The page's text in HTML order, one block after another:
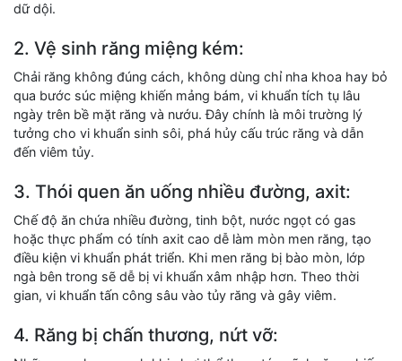
dữ dội.
2. Vệ sinh răng miệng kém:
Chải răng không đúng cách, không dùng chỉ nha khoa hay bỏ
qua bước súc miệng khiến mảng bám, vi khuẩn tích tụ lâu
ngày trên bề mặt răng và nướu. Đây chính là môi trường lý
tưởng cho vi khuẩn sinh sôi, phá hủy cấu trúc răng và dẫn
đến viêm tủy.
3. Thói quen ăn uống nhiều đường, axit:
Chế độ ăn chứa nhiều đường, tinh bột, nước ngọt có gas
hoặc thực phẩm có tính axit cao dễ làm mòn men răng, tạo
điều kiện vi khuẩn phát triển. Khi men răng bị bào mòn, lớp
ngà bên trong sẽ dễ bị vi khuẩn xâm nhập hơn. Theo thời
gian, vi khuẩn tấn công sâu vào tủy răng và gây viêm.
4. Răng bị chấn thương, nứt vỡ: